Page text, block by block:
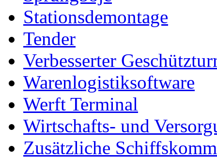
Stationsdemontage
Tender
Verbesserter
Warenlogistiksoftware
Werft Terminal
Wirtschafts- und
Zusätzliche